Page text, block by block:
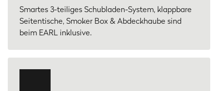
Smartes 3-teiliges Schubladen-System, klappbare
Seitentische, Smoker Box & Abdeckhaube sind
beim EARL inklusive.